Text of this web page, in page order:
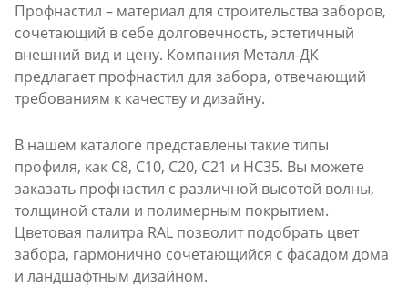
Профнастил – материал для строительства заборов,
сочетающий в себе долговечность, эстетичный
внешний вид и цену. Компания Металл-ДК
предлагает профнастил для забора, отвечающий
требованиям к качеству и дизайну.
В нашем каталоге представлены такие типы
профиля, как С8, С10, С20, С21 и НС35. Вы можете
заказать профнастил с различной высотой волны,
толщиной стали и полимерным покрытием.
Цветовая палитра RAL позволит подобрать цвет
забора, гармонично сочетающийся с фасадом дома
и ландшафтным дизайном.